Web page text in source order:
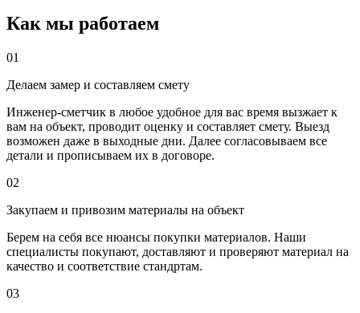
Как мы работаем
01
Делаем замер и составляем смету
Инженер-сметчик в любое удобное для вас время вызжает к
вам на объект, проводит оценку и составляет смету. Выезд
возможен даже в выходные дни. Далее согласовываем все
детали и прописываем их в договоре.
02
Закупаем и привозим материалы на объект
Берем на себя все нюансы покупки материалов. Наши
специалисты покупают, доставляют и проверяют материал на
качество и соответствие стандртам.
03